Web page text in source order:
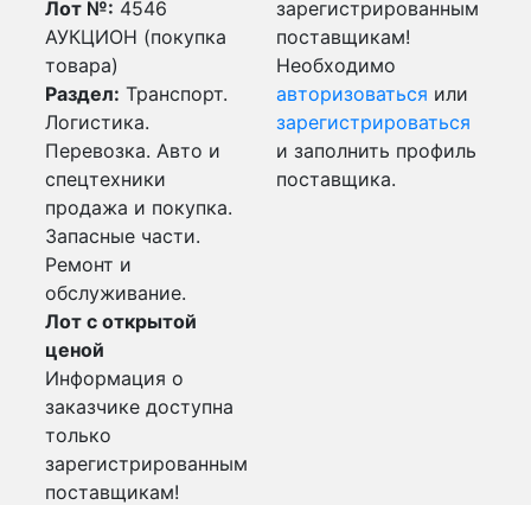
Лот №: 4546
АУКЦИОН (покупка
товара)
Раздел: Транспорт.
Логистика.
Перевозка. Авто и
спецтехники
продажа и покупка.
Запасные части.
Ремонт и
обслуживание.
Лот с открытой
ценой
Информация о
заказчике доступна
только
зарегистрированным
поставщикам!
зарегистрированным
поставщикам!
Необходимо
авторизоваться или
зарегистрироваться
и заполнить профиль
поставщика.